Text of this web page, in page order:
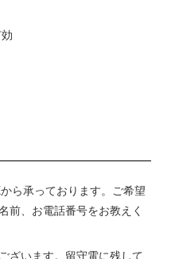
ら承っております。ご希望
前、お電話番号をお教えく
ざいます。留守電に残して